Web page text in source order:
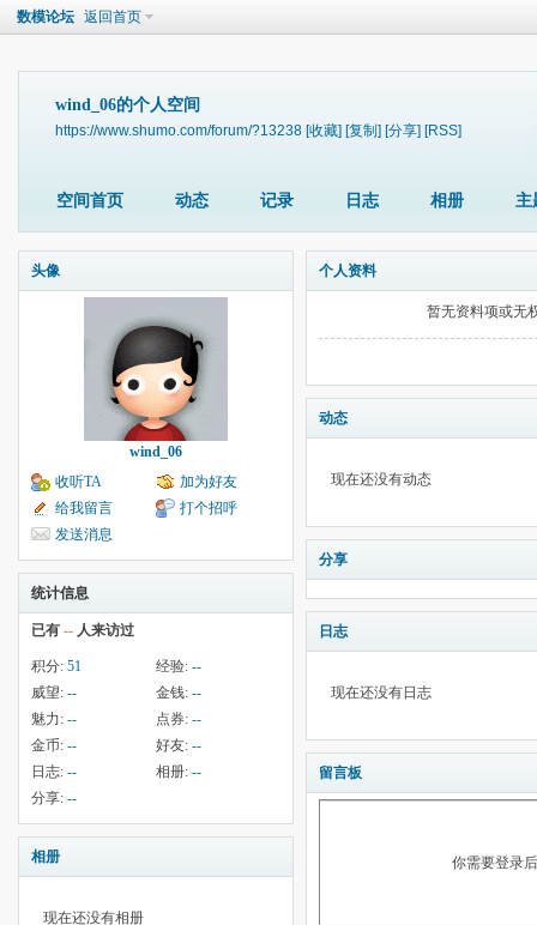
数模论坛 返回首页
wind_06的个人空间
https://www.shumo.com/forum/?13238 [收藏] [复制] [分享] [RSS]
空间首页 动态 记录 日志 相册 主
头像
wind_06
收听TA
加为好友
给我留言
打个招呼
发送消息
统计信息
已有 -- 人来访过
积分: 51 经验: --
威望: -- 金钱: --
魅力: -- 点券: --
金币: -- 好友: --
日志: -- 相册: --
分享: --
相册
现在还没有相册
个人资料
暂无资料项或无
动态
现在还没有动态
分享
日志
现在还没有日志
留言板
你需要登录